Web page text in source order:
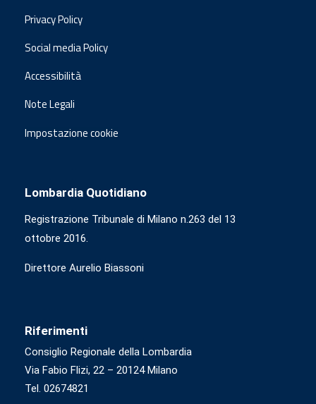
Privacy Policy
Social media Policy
Accessibilità
Note Legali
Impostazione cookie
Lombardia Quotidiano
Registrazione Tribunale di Milano n.263 del 13
ottobre 2016.
Direttore Aurelio Biassoni
Riferimenti
Consiglio Regionale della Lombardia
Via Fabio Flizi, 22 – 20124 Milano
Tel. 02674821